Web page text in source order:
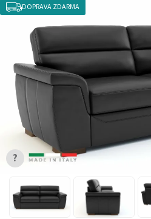
DOPRAVA ZDARMA
?